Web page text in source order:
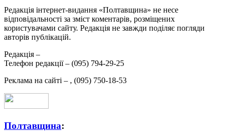
Редакція інтернет-видання «Полтавщина» не несе
відповідальності за зміст коментарів, розміщених
користувачами сайту. Редакція не завжди поділяє погляди
авторів публікацій.
Редакція –
Телефон редакції – (095) 794-29-25
Реклама на сайті – , (095) 750-18-53
Полтавщина: